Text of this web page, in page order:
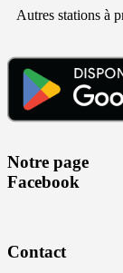
Autres stations à
Notre page
Facebook
Contact